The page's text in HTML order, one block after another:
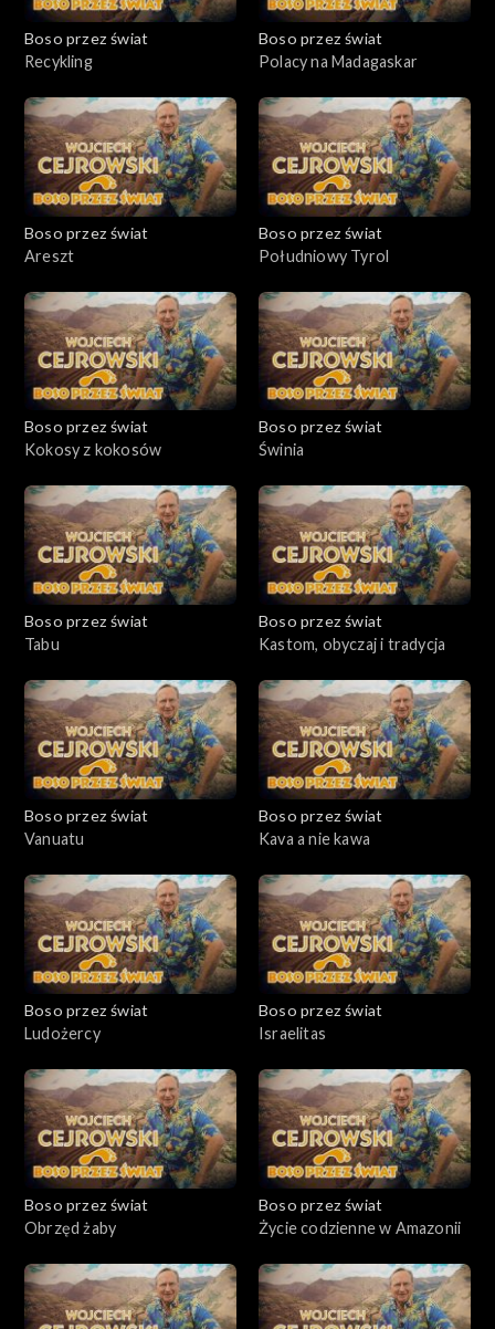
Boso przez świat
Recykling
Boso przez świat
Polacy na Madagaskar
Boso przez świat
Areszt
Boso przez świat
Południowy Tyrol
Boso przez świat
Kokosy z kokosów
Boso przez świat
Świnia
Boso przez świat
Tabu
Boso przez świat
Kastom, obyczaj i tradycja
Boso przez świat
Vanuatu
Boso przez świat
Kava a nie kawa
Boso przez świat
Ludożercy
Boso przez świat
Israelitas
Boso przez świat
Obrzęd żaby
Boso przez świat
Życie codzienne w Amazonii